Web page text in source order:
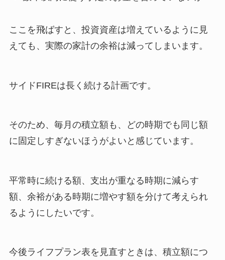
ここを飛ばすと、投資資産は増えているように見
えても、実際の家計の余裕は減ってしまいます。
サイドFIREは長く続ける計画です。
そのため、毎月の積立額も、どの時期でも同じ額
に固定しすぎないほうがよいと感じています。
平常時に続ける額、支出が重なる時期に減らす
額、余裕がある時期に増やす額を分けて考えられ
るようにしたいです。
今後ライフプラン表を見直すときは、積立額につ